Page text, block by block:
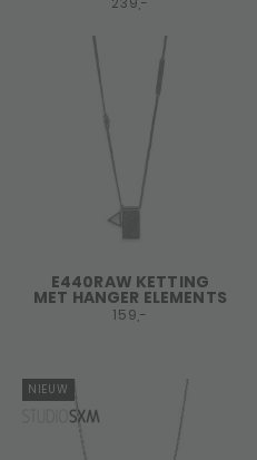
E440RAW KETTING
MET HANGER ELEMENTS
159,-
NIEUW